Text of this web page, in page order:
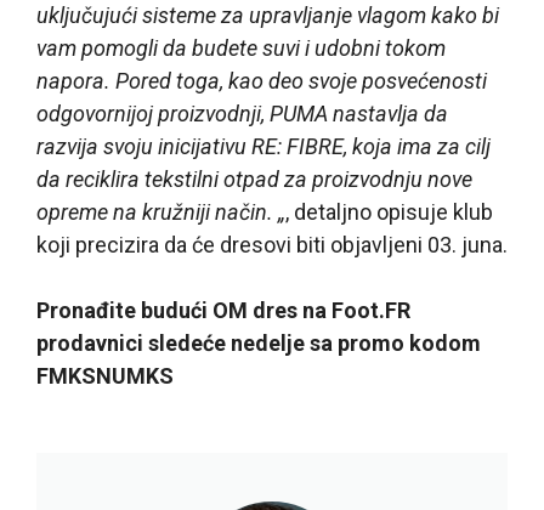
uključujući sisteme za upravljanje vlagom kako bi
vam pomogli da budete suvi i udobni tokom
napora. Pored toga, kao deo svoje posvećenosti
odgovornijoj proizvodnji, PUMA nastavlja da
razvija svoju inicijativu RE: FIBRE, koja ima za cilj
da reciklira tekstilni otpad za proizvodnju nove
opreme na kružniji način. „, detaljno opisuje klub
koji precizira da će dresovi biti objavljeni 03. juna.
Pronađite budući OM dres na Foot.FR
prodavnici sledeće nedelje sa promo kodom
FMKSNUMKS